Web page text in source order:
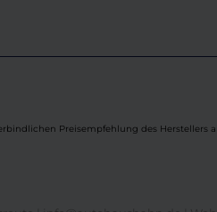
Preisempfehlung des Herstellers